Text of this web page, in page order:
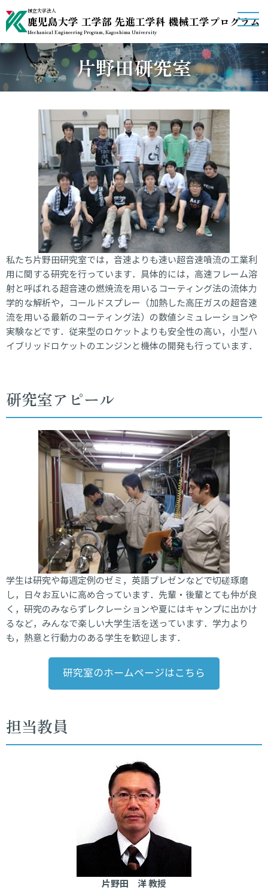
国立大学法人
鹿児島大学 工学部 先進工学科 機械工学プログラム
Mechanical Engineering Program, Kagoshima University
ホーム
機械工学プログラム概要
受験生の方へ
授業・教育に関する情報
研究室紹介
関連リンク アクセス
JA EN
片野田研究室
私たち片野田研究室では，音速よりも速い超音速噴流の工業利
用に関する研究を行っています．具体的には，高速フレーム溶
射と呼ばれる超音速の燃焼流を用いるコーティング法の流体力
学的な解析や，コールドスプレー（加熱した高圧ガスの超音速
流を用いる最新のコーティング法）の数値シミュレーションや
実験などです．従来型のロケットよりも安全性の高い，小型ハ
イブリッドロケットのエンジンと機体の開発も行っています．
研究室アピール
学生は研究や毎週定例のゼミ，英語プレゼンなどで切磋琢磨
し，日々お互いに高め合っています．先輩・後輩とても仲が良
く，研究のみならずレクレーションや夏にはキャンプに出かけ
るなど，みんなで楽しい大学生活を送っています．学力より
も，熱意と行動力のある学生を歓迎します．
研究室のホームページはこちら
担当教員
片野田 洋 教授